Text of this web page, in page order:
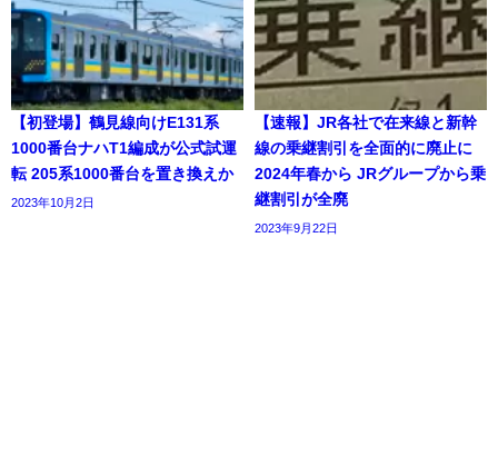
【初登場】鶴見線向けE131系
1000番台ナハT1編成が公式試運
転 205系1000番台を置き換えか
2023年10月2日
【速報】JR各社で在来線と新幹
線の乗継割引を全面的に廃止に
2024年春から JRグループから乗
継割引が全廃
2023年9月22日